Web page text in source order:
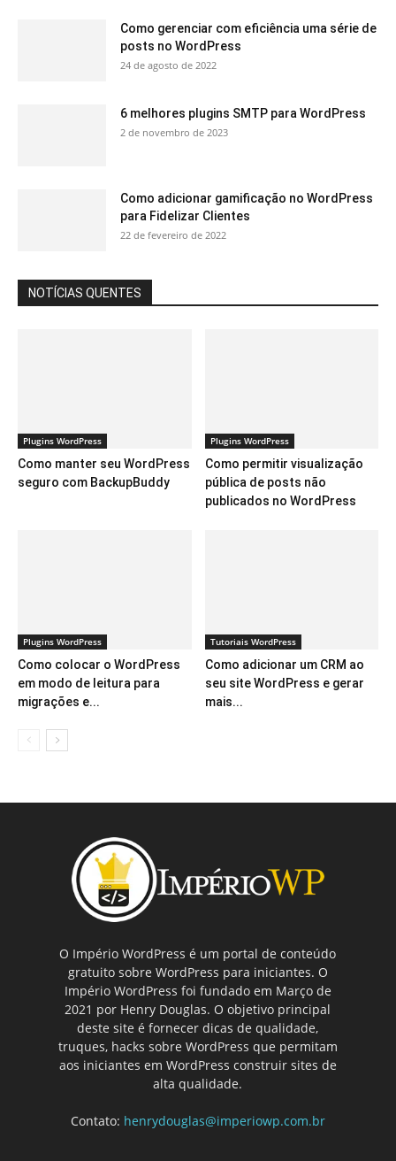
Como gerenciar com eficiência uma série de
posts no WordPress
24 de agosto de 2022
6 melhores plugins SMTP para WordPress
2 de novembro de 2023
Como adicionar gamificação no WordPress
para Fidelizar Clientes
22 de fevereiro de 2022
NOTÍCIAS QUENTES
Plugins WordPress
Como manter seu WordPress
seguro com BackupBuddy
Plugins WordPress
Como permitir visualização
pública de posts não
publicados no WordPress
Plugins WordPress
Como colocar o WordPress
em modo de leitura para
migrações e...
Tutoriais WordPress
Como adicionar um CRM ao
seu site WordPress e gerar
mais...
O Império WordPress é um portal de conteúdo
gratuito sobre WordPress para iniciantes. O
Império WordPress foi fundado em Março de
2021 por Henry Douglas. O objetivo principal
deste site é fornecer dicas de qualidade,
truques, hacks sobre WordPress que permitam
aos iniciantes em WordPress construir sites de
alta qualidade.
Contato: henrydouglas@imperiowp.com.br